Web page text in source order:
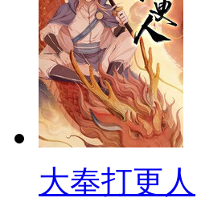
大奉打更人